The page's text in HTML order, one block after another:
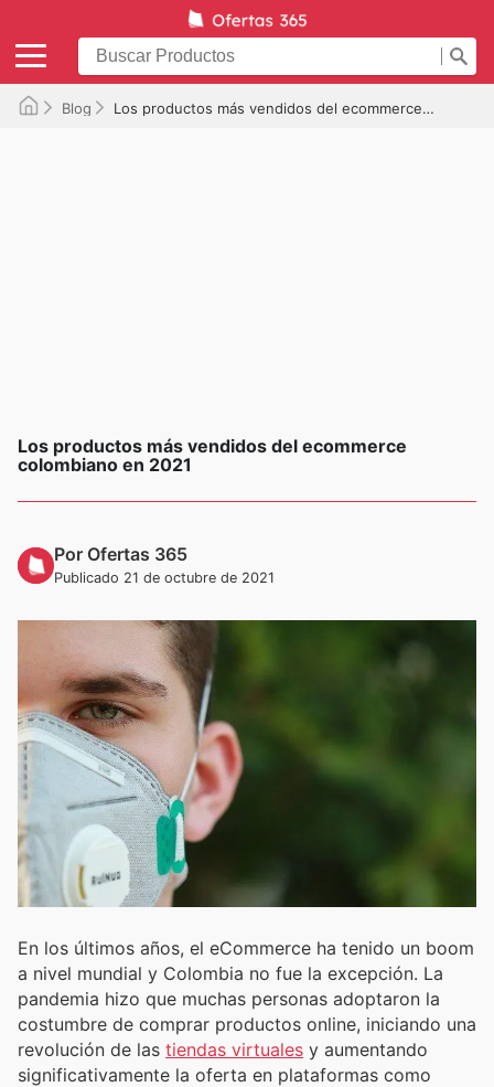
Blog Los productos más vendidos del ecommerce colombiano en 2021
Los productos más vendidos del ecommerce
colombiano en 2021
Por Ofertas 365
Publicado 21 de octubre de 2021
En los últimos años, el eCommerce ha tenido un boom
a nivel mundial y Colombia no fue la excepción. La
pandemia hizo que muchas personas adoptaron la
costumbre de comprar productos online, iniciando una
revolución de las tiendas virtuales y aumentando
significativamente la oferta en plataformas como